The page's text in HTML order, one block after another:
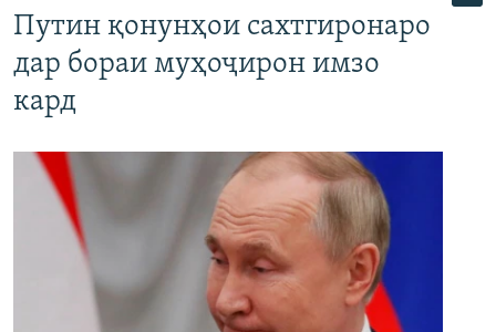
Путин қонунҳои сахтгиронаро
дар бораи муҳоҷирон имзо
кард